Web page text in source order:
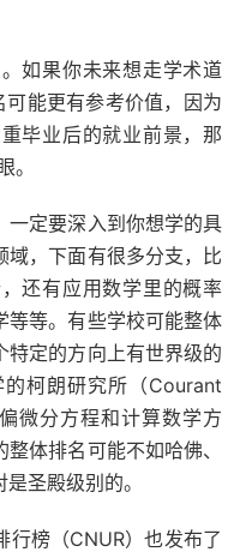
如果你未来想走学术道
能更有参考价值，因为
毕业后的就业前景，那
。
一定要深入到你想学的具
域，下面有很多分支，比
还有应用数学里的概率
等等。有些学校可能整体
特定的方向上有世界级的
柯朗研究所（Courant
微分方程和计算数学方
体排名可能不如哈佛、
圣殿级别的。
行榜（CNUR）也发布了